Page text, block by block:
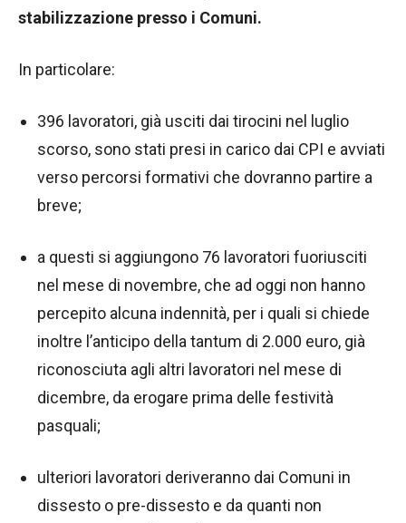
stabilizzazione presso i Comuni.
In particolare:
396 lavoratori, già usciti dai tirocini nel luglio
scorso, sono stati presi in carico dai CPI e avviati
verso percorsi formativi che dovranno partire a
breve;
a questi si aggiungono 76 lavoratori fuoriusciti
nel mese di novembre, che ad oggi non hanno
percepito alcuna indennità, per i quali si chiede
inoltre l’anticipo della tantum di 2.000 euro, già
riconosciuta agli altri lavoratori nel mese di
dicembre, da erogare prima delle festività
pasquali;
ulteriori lavoratori deriveranno dai Comuni in
dissesto o pre-dissesto e da quanti non